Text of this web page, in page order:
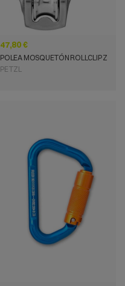
47,80 €
POLEA MOSQUETÓN ROLLCLIP Z
PETZL
VISTA RÁPIDA